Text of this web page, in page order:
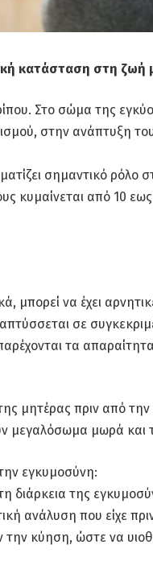
κατάσταση στη ζωή
Στο σώμα της
στην ανάπτυξη
σημαντικό ρόλο
κυμαίνεται από 10 εως
μπορεί να έχει
σε
τα
μητέρας πριν από
μεγαλόσωμα μωρά και
εγκυμοσύνη:
της
ανάλυση που είχε
την κύηση, ώστε να